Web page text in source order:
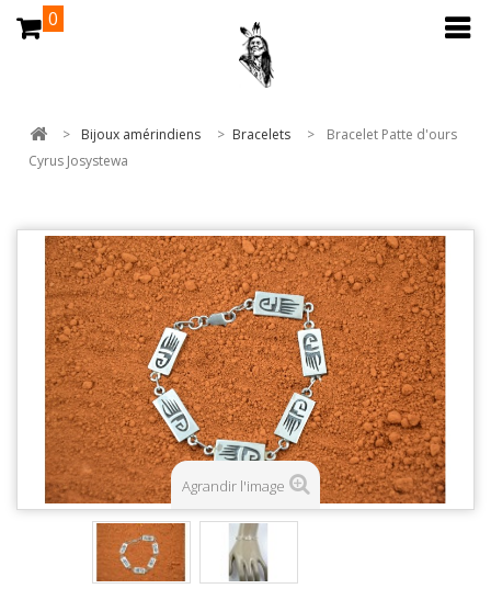
0
> Bijoux amérindiens > Bracelets >
Bracelet Patte d'ours
Cyrus Josystewa
Agrandir l'image